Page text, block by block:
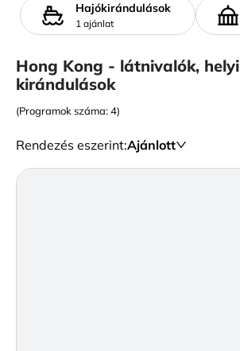
Hajókirándulások
1 ajánlat
Hong Kong - látnivalók, helyi
kirándulások
(Programok száma: 4)
Rendezés eszerint:Ajánlott